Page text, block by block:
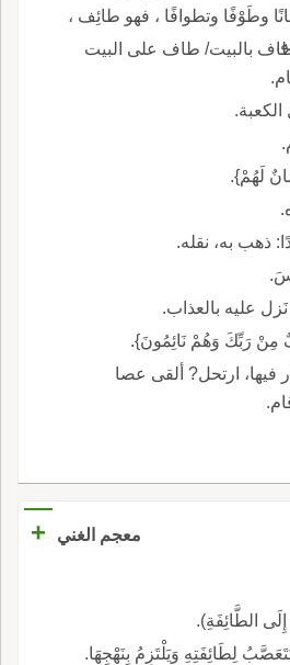
وطَوْفًا وتطوافًا ، فهو طائِف ،
بالبيت/ طاف على البيت
لَهُمْ}.
ذهب به، نقله.
عليه بالعذاب.
مِنْ رَبِّكَ وَهُمْ نَائِمُونَ}.
فيها، ارتحل? ألقى عصا
معجم الغني
+
الطَّائِفَةِ).
لِطَائِفَتِهِ وَيَلْتَزِمُ بِنَهْجِهَا.